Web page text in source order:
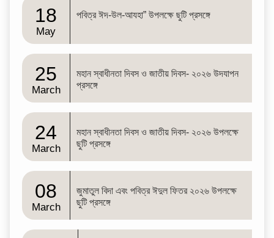
18
May
পবিত্র ঈদ-উল-আযহা” উপলক্ষে ছুটি প্রসঙ্গে
25
March
মহান স্বাধীনতা দিবস ও জাতীয় দিবস- ২০২৬ উদযাপন
প্রসঙ্গে
24
March
মহান স্বাধীনতা দিবস ও জাতীয় দিবস- ২০২৬ উপলক্ষে
ছুটি প্রসঙ্গে
08
March
জুমাতুল বিদা এবং পবিত্র ঈদুল ফিতর ২০২৬ উপলক্ষে
ছুটি প্রসঙ্গে